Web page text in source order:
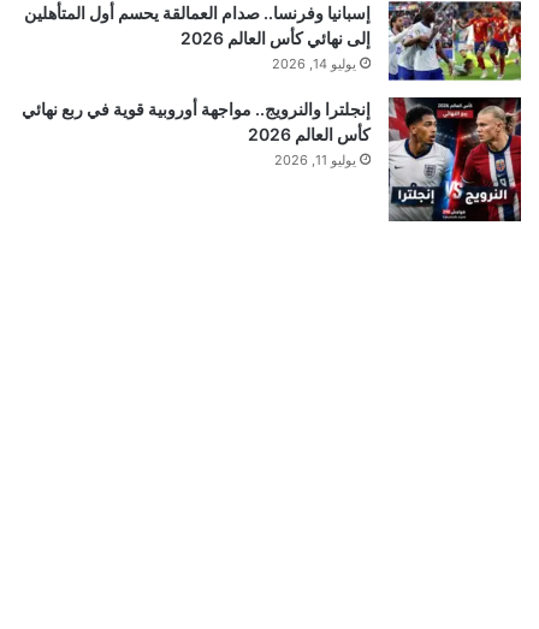
إسبانيا وفرنسا.. صدام العمالقة يحسم أول المتأهلين
إلى نهائي كأس العالم 2026
يوليو 14, 2026
إنجلترا والنرويج.. مواجهة أوروبية قوية في ربع نهائي
كأس العالم 2026
يوليو 11, 2026